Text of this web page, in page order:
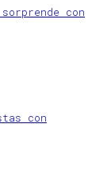
con
con